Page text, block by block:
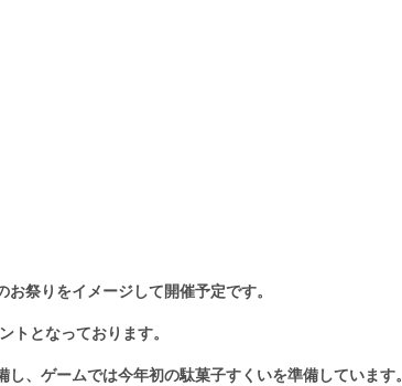
祭りをイメージして開催予定です。
となっております。
、 ゲームでは今年初の駄菓子すくいを準備しています。